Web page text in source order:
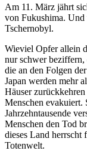
Am 11. März jährt
von Fukushima. Und
Tschernobyl.
Wieviel Opfer allein
nur schwer beziffern,
die an den Folgen
Japan werden mehr
Häuser
Menschen evakuiert.
Jahrzehntausende
Menschen den Tod
dieses Land
Totenwelt.